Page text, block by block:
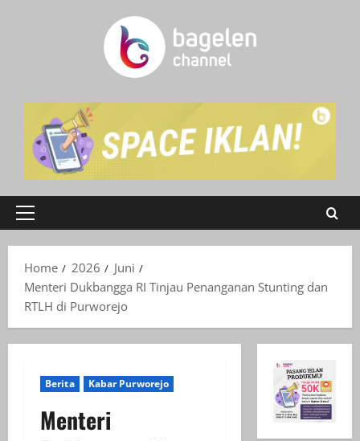
Primary
Home
2026
Juni
Menteri Dukbangga RI Tinjau Penanganan Stunting dan
RTLH di Purworejo
Berita Kabar Purworejo
Menteri